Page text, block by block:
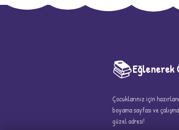
5
📚Eğlenerek
Çocuklarınız için
boyama sayfası ve
güzel adresi!